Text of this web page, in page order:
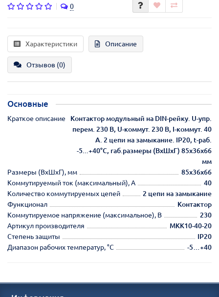
0
Характеристики Описание
Отзывов (0)
Основные
Краткое описание
Контактор модульный на DIN-рейку. U-упр.
перем. 230 В, U-коммут. 230 В, I-коммут. 40
А. 2 цепи на замыкание. IP20, t-раб.
-5...+40°С, габ.размеры (ВхШхГ) 85х36х66
мм
Размеры (ВхШхГ), мм
85х36х66
Коммутируемый ток (максимальный), А
40
Количество коммутируемых цепей
2 цепи на замыкание
Функционал
Контактор
Коммутируемое напряжение (максимальное), В
230
Артикул производителя
MKK10-40-20
Степень защиты
IP20
Диапазон рабочих температур, °С
-5…+40